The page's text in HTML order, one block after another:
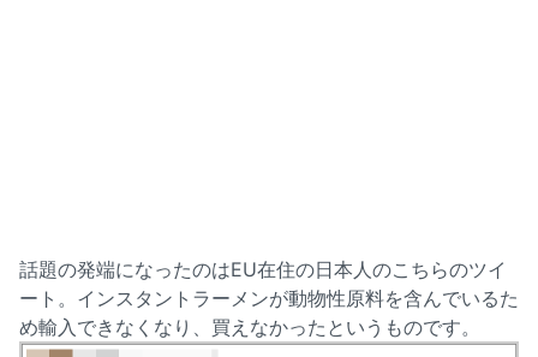
話題の発端になったのはEU在住の日本人のこちらのツイ
ート。インスタントラーメンが動物性原料を含んでいるた
め輸入できなくなり、買えなかったというものです。